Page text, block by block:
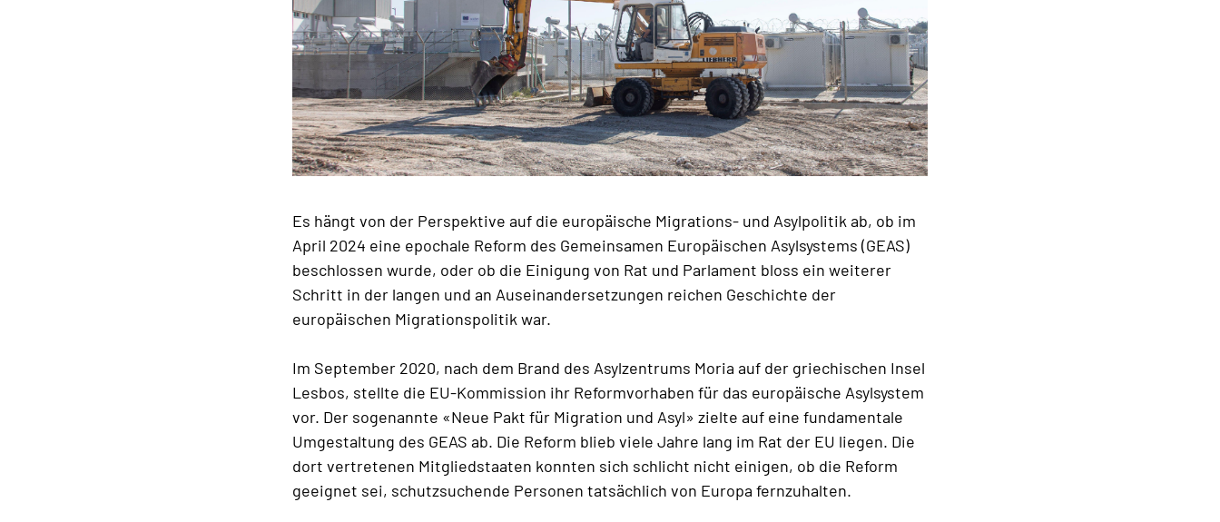
Es hängt von der Perspektive auf die europäische Migrations- und Asylpolitik ab, ob im
April 2024 eine epochale Reform des Gemeinsamen Europäischen Asylsystems (GEAS)
beschlossen wurde, oder ob die Einigung von Rat und Parlament bloss ein weiterer
Schritt in der langen und an Auseinandersetzungen reichen Geschichte der
europäischen Migrationspolitik war.
Im September 2020, nach dem Brand des Asylzentrums Moria auf der griechischen Insel
Lesbos, stellte die EU-Kommission ihr Reformvorhaben für das europäische Asylsystem
vor. Der sogenannte «Neue Pakt für Migration und Asyl» zielte auf eine fundamentale
Umgestaltung des GEAS ab. Die Reform blieb viele Jahre lang im Rat der EU liegen. Die
dort vertretenen Mitgliedstaaten konnten sich schlicht nicht einigen, ob die Reform
geeignet sei, schutzsuchende Personen tatsächlich von Europa fernzuhalten.